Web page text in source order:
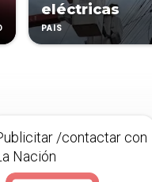
eléctricas
PAÍS
/contactar con
Nación